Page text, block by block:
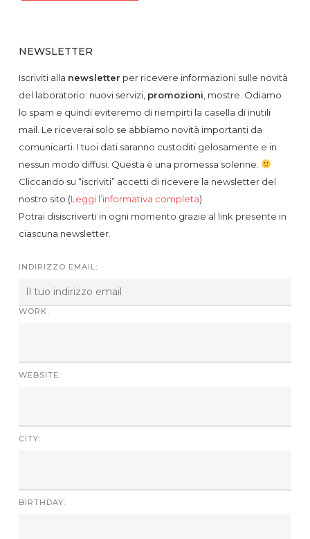
NEWSLETTER
Iscriviti alla newsletter per ricevere informazioni sulle novità
del laboratorio: nuovi servizi, promozioni , mostre. Odiamo
lo spam e quindi eviteremo di riempirti la casella di inutili
mail. Le riceverai solo se abbiamo novità importanti da
comunicarti. I tuoi dati saranno custoditi gelosamente e in
nessun modo diffusi. Questa è una promessa solenne.
Cliccando su “iscriviti” accetti di ricevere la newsletter del
nostro sito (Leggi l’informativa completa)
Potrai disiscriverti in ogni momento grazie al link presente in
ciascuna newsletter.
INDIRIZZO EMAIL:
WORK:
WEBSITE:
CITY:
BIRTHDAY: